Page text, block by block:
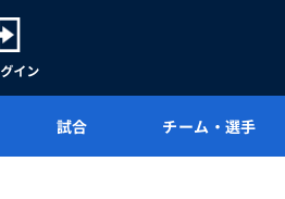
試合 チーム・選手